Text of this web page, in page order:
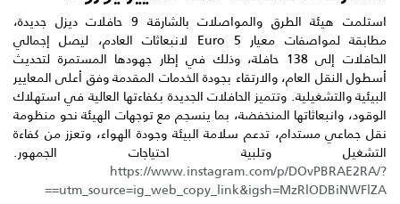
استلمت هيئة الطرق والمواصلات بالشارقة 9 حافلات ديزل جديدة،
مطابقة لمواصفات معيار Euro 5 لانبعاثات العادم، ليصل إجمالي
الحافلات إلى 138 حافلة، وذلك في إطار جهودها المستمرة لتحديث
أسطول النقل العام، والارتقاء بجودة الخدمات المقدمة وفق أعلى المعايير
البيئية والتشغيلية. وتتميز الحافلات الجديدة بكفاءتها العالية في استهلاك
الوقود، وانبعاثاتها المنخفضة، بما ينسجم مع توجهات الهيئة نحو منظومة
نقل جماعي مستدام، تدعم سلامة البيئة وجودة الهواء، وتعزز من كفاءة
التشغيل وتلبية احتياجات الجمهور.
https://www.instagram.com/p/DOvPBRAE2RA/?
utm_source=ig_web_copy_link&igsh=MzRlODBiNWFlZA==